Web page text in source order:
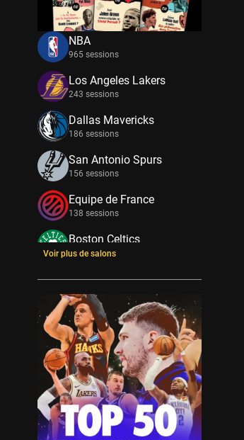
NBA
965 sessions
Los Angeles Lakers
243 sessions
Dallas Mavericks
186 sessions
San Antonio Spurs
156 sessions
Equipe de France
138 sessions
Boston Celtics
133 sessions
New York Knicks
114 sessions
Minnesota Timberwolves
114 sessions
Golden State Warriors
113 sessions
Denver Nuggets
106 sessions
Voir plus de salons